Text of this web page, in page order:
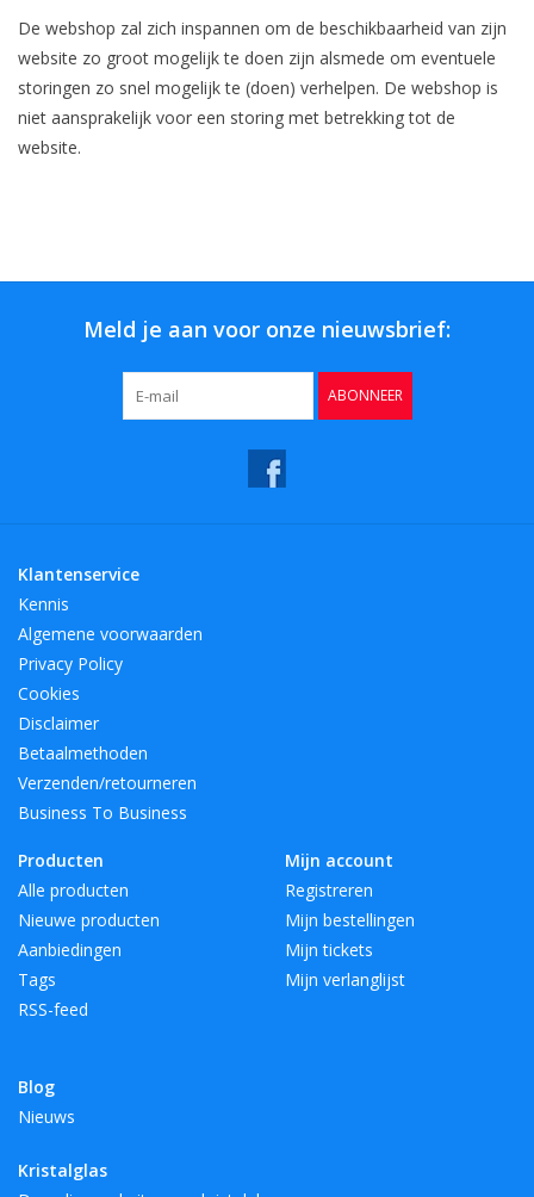
De webshop zal zich inspannen om de beschikbaarheid van zijn
website zo groot mogelijk te doen zijn alsmede om eventuele
storingen zo snel mogelijk te (doen) verhelpen. De webshop is
niet aansprakelijk voor een storing met betrekking tot de
website.
Meld je aan voor onze nieuwsbrief:
ABONNEER
Klantenservice
Kennis
Algemene voorwaarden
Privacy Policy
Cookies
Disclaimer
Betaalmethoden
Verzenden/retourneren
Business To Business
Producten
Alle producten
Nieuwe producten
Aanbiedingen
Tags
RSS-feed
Blog
Nieuws
Mijn account
Registreren
Mijn bestellingen
Mijn tickets
Mijn verlanglijst
Kristalglas